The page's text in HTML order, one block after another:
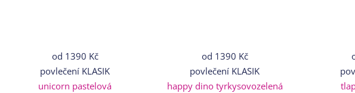
od 1390 Kč
povlečení KLASIK
unicorn pastelová
od 1390 Kč
povlečení KLASIK
happy dino tyrkysovozelená